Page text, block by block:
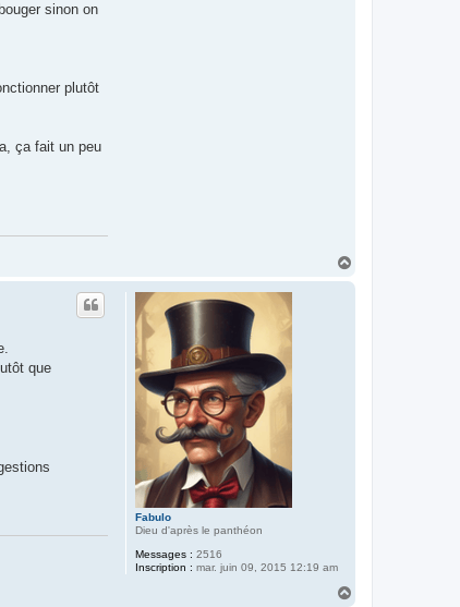
sinon on
plutôt
ça fait un peu
Fabulo
Dieu d'après le panthéon
Messages : 2516
Inscription : mar. juin 09, 2015 12:19 am
que